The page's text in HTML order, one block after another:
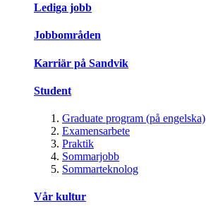
Lediga jobb
Jobbområden
Karriär på Sandvik
Student
Graduate program (på engelska)
Examensarbete
Praktik
Sommarjobb
Sommarteknolog
Vår kultur